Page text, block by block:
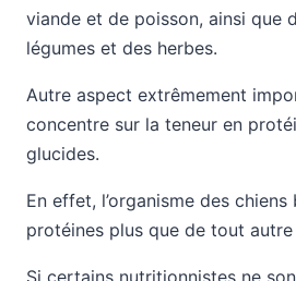
viande et de poisson, ainsi que
légumes et des herbes.
Autre aspect extrêmement
concentre sur la teneur en
glucides.
En effet, l’organisme des
protéines plus que de tout
Si certains nutritionnistes ne